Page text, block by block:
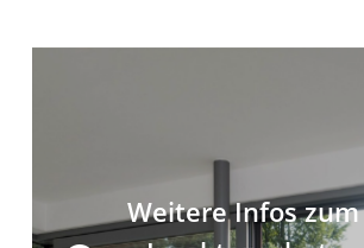
Weitere Infos zum